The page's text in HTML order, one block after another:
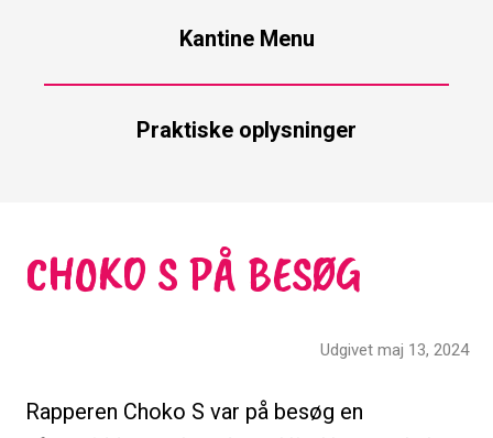
Kantine Menu
Praktiske oplysninger
CHOKO S PÅ BESØG
Udgivet maj 13, 2024
Rapperen Choko S var på besøg en